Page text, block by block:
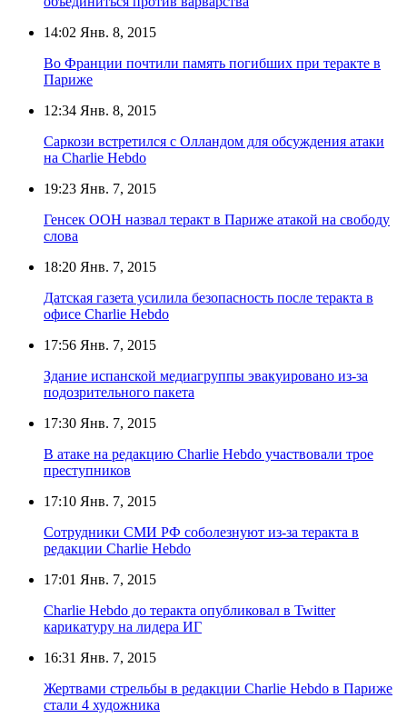
14:02 Янв. 8, 2015
Во Франции почтили память погибших при теракте в
Париже
12:34 Янв. 8, 2015
Саркози встретился с Олландом для обсуждения атаки
на Charlie Hebdo
19:23 Янв. 7, 2015
Генсек ООН назвал теракт в Париже атакой на свободу
слова
18:20 Янв. 7, 2015
Датская газета усилила безопасность после теракта в
офисе Charlie Hebdo
17:56 Янв. 7, 2015
Здание испанской медиагруппы эвакуировано из-за
подозрительного пакета
17:30 Янв. 7, 2015
В атаке на редакцию Charlie Hebdo участвовали трое
преступников
17:10 Янв. 7, 2015
Сотрудники СМИ РФ соболезнуют из-за теракта в
редакции Charlie Hebdo
17:01 Янв. 7, 2015
Charlie Hebdo до теракта опубликовал в Twitter
карикатуру на лидера ИГ
16:31 Янв. 7, 2015
Жертвами стрельбы в редакции Charlie Hebdo в Париже
стали 4 художника